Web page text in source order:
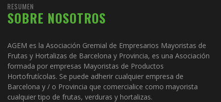
RESUMEN
SOBRE NOSOTROS
AGEM es la Asociación Gremial de Empresarios Mayoristas de
Frutas y Hortalizas de Barcelona y Provincia, es una Asociación
formada por empresas Mayoristas de Productos
Hortofrutícolas. Se puede adherir cualquier empresa de
Barcelona y / o Provincia que comercialice como mayorista
cualquier tipo de frutas, verduras y hortalizas.